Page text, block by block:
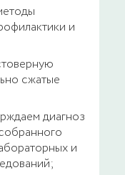
и
сжатые
диагноз
и